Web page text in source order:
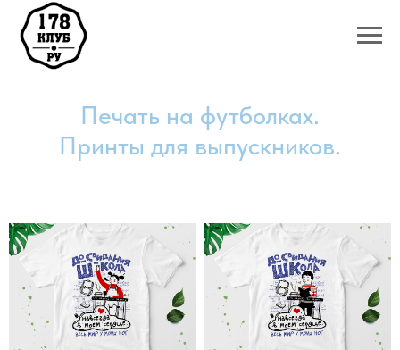
Печать на футболках.
Принты для выпускников.